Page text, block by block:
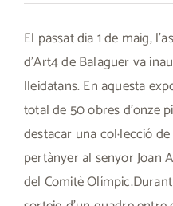
El passat dia 1 de maig,
d’Art4 de Balaguer va
lleidatans. En aquesta
total de 50 obres d’onze
destacar una col·lecció
pertànyer al senyor Joan
del Comitè